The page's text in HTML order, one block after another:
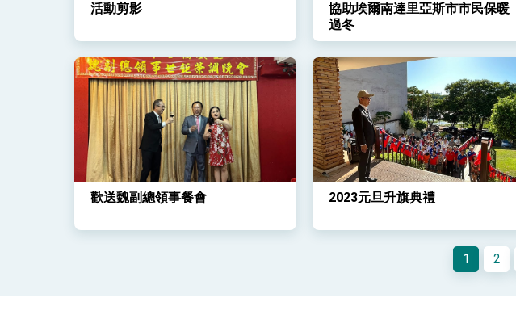
活動剪影
協助埃爾南達里亞斯市市民保暖
過冬
歡送魏副總領事餐會 2023元旦升旗典禮
1 2